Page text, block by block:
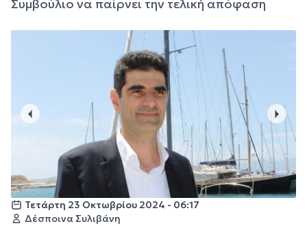
Συμβούλιο να παίρνει την τελική απόφαση
Τετάρτη 23 Οκτωβρίου 2024 - 06:17
Δέσποινα Συλιβάνη